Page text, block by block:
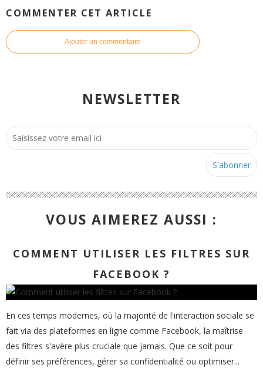
COMMENTER CET ARTICLE
Ajouter un commentaire
NEWSLETTER
VOUS AIMEREZ AUSSI :
COMMENT UTILISER LES FILTRES SUR
FACEBOOK ?
En ces temps modernes, où la majorité de l'interaction sociale se
fait via des plateformes en ligne comme Facebook, la maîtrise
des filtres s'avère plus cruciale que jamais. Que ce soit pour
définir ses préférences, gérer sa confidentialité ou optimiser...